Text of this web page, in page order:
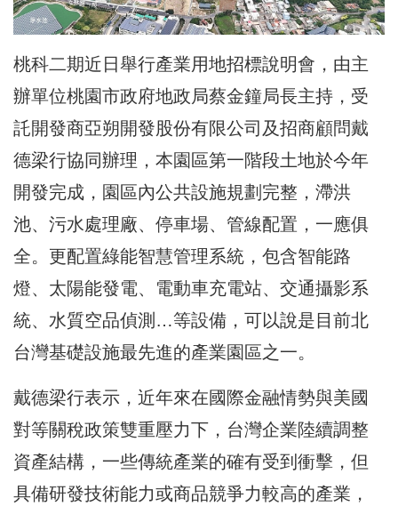
桃科二期近日舉行產業用地招標說明會，由主
辦單位桃園市政府地政局蔡金鐘局長主持，受
託開發商亞朔開發股份有限公司及招商顧問戴
德梁行協同辦理，本園區第一階段土地於今年
開發完成，園區內公共設施規劃完整，滯洪
池、污水處理廠、停車場、管線配置，一應俱
全。更配置綠能智慧管理系統，包含智能路
燈、太陽能發電、電動車充電站、交通攝影系
統、水質空品偵測…等設備，可以說是目前北
台灣基礎設施最先進的產業園區之一。
戴德梁行表示，近年來在國際金融情勢與美國
對等關稅政策雙重壓力下，台灣企業陸續調整
資產結構，一些傳統產業的確有受到衝擊，但
具備研發技術能力或商品競爭力較高的產業，